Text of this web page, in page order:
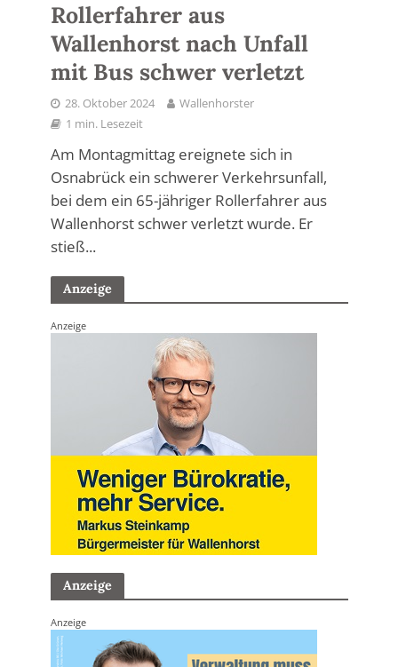
Rollerfahrer aus
Wallenhorst nach Unfall
mit Bus schwer verletzt
28. Oktober 2024
Wallenhorster
1 min. Lesezeit
Am Montagmittag ereignete sich in
Osnabrück ein schwerer Verkehrsunfall,
bei dem ein 65-jähriger Rollerfahrer aus
Wallenhorst schwer verletzt wurde. Er
stieß...
Anzeige
Anzeige
Anzeige
Anzeige